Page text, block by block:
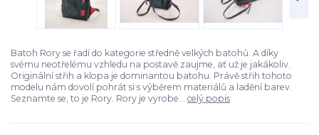
Batoh Rory se řadí do kategorie středně velkých batohů. A díky
svému neotřelému vzhledu na postavě zaujme, ať už je jakákoliv.
Originální střih a klopa je dominantou batohu. Právě střih tohoto
modelu nám dovolí pohrát si s výběrem materiálů a ladění barev.
Seznamte se, to je Rory. Rory je vyrobe... celý popis